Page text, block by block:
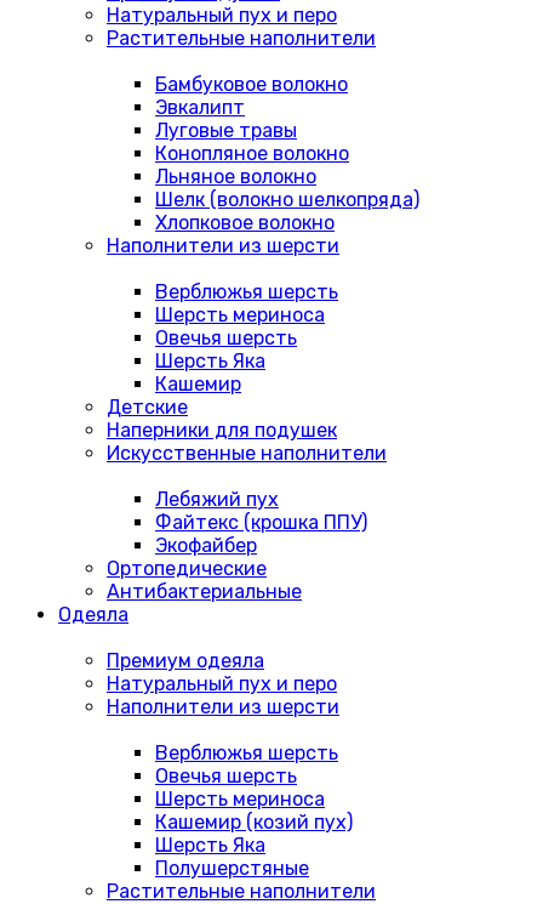
Натуральный пух и перо
Растительные наполнители
Бамбуковое волокно
Эвкалипт
Луговые травы
Конопляное волокно
Льняное волокно
Шелк (волокно шелкопряда)
Хлопковое волокно
Наполнители из шерсти
Верблюжья шерсть
Шерсть мериноса
Овечья шерсть
Шерсть Яка
Кашемир
Детские
Наперники для подушек
Искусственные наполнители
Лебяжий пух
Файтекс (крошка ППУ)
Экофайбер
Ортопедические
Антибактериальные
Одеяла
Премиум одеяла
Натуральный пух и перо
Наполнители из шерсти
Верблюжья шерсть
Овечья шерсть
Шерсть мериноса
Кашемир (козий пух)
Шерсть Яка
Полушерстяные
Растительные наполнители